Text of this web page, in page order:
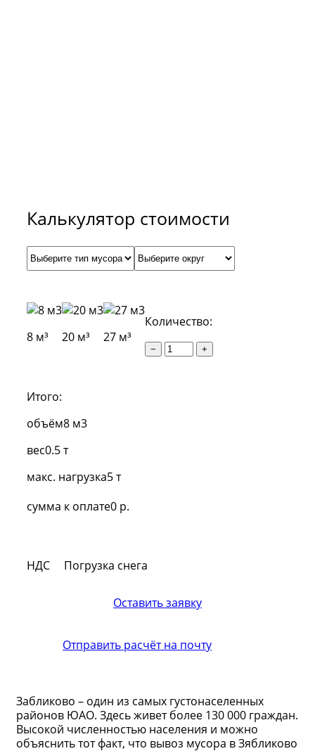
Калькулятор стоимости
8 м³ 20 м³ 27 м³
Количество:
− +
Итого:
объём8 м3
вес0.5 т
макс. нагрузка5 т
сумма к оплате0 р.
Оставить заявку
Отправить расчёт на почту
НДС Погрузка снега
Забликово – один из самых густонаселенных
районов ЮАО. Здесь живет более 130 000 граждан.
Высокой численностью населения и можно
объяснить тот факт, что вывоз мусора в Зябликово